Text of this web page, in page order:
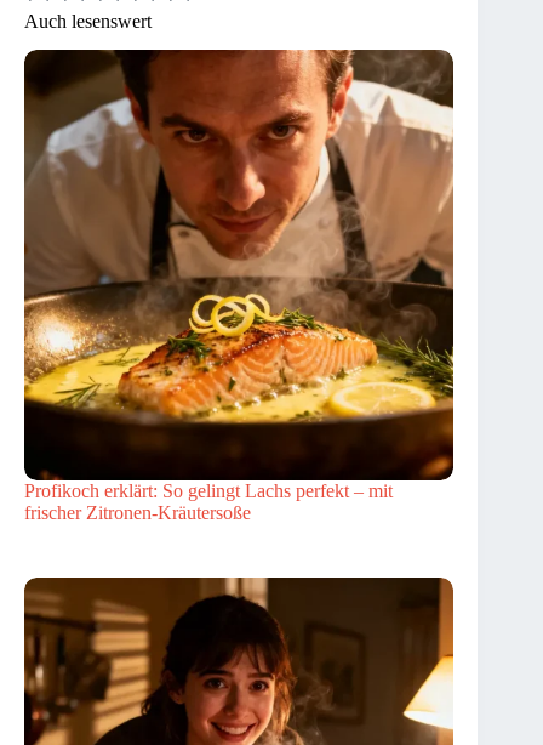
Auch lesenswert
Profikoch erklärt: So gelingt Lachs perfekt – mit
frischer Zitronen-Kräutersoße